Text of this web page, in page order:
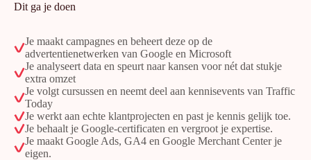
Dit ga je doen
Je maakt campagnes en beheert deze op de
advertentienetwerken van Google en Microsoft
Je analyseert data en speurt naar kansen voor nét dat stukje
extra omzet
Je volgt cursussen en neemt deel aan kennisevents van Traffic
Today
Je werkt aan echte klantprojecten en past je kennis gelijk toe.
Je behaalt je Google-certificaten en vergroot je expertise.
Je maakt Google Ads, GA4 en Google Merchant Center je
eigen.